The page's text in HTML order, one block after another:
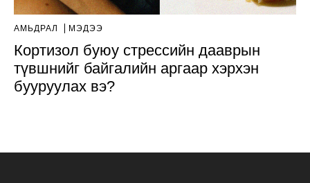
АМЬДРАЛ МЭДЭЭ
Кортизол буюу стрессийн дааврын
түвшнийг байгалийн аргаар хэрхэн
бууруулах вэ?